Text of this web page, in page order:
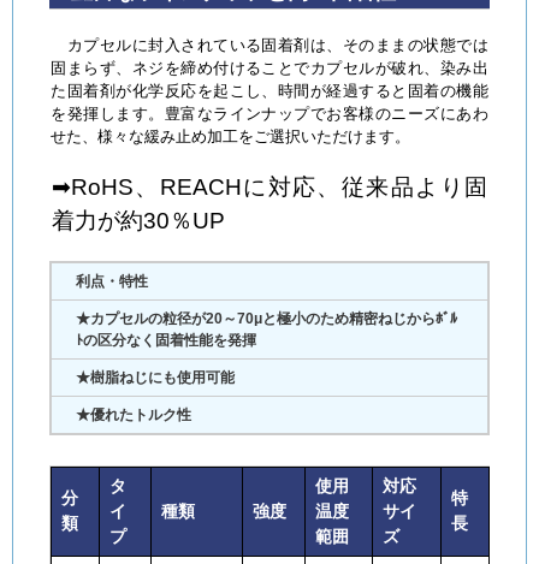
カプセルに封入されている固着剤は、そのままの状態では
固まらず、ネジを締め付けることでカプセルが破れ、染み出
た固着剤が化学反応を起こし、時間が経過すると固着の機能
を発揮します。豊富なラインナップでお客様のニーズにあわ
せた、様々な緩み止め加工をご選択いただけます。
➡RoHS、REACHに対応、従来品より固
着力が約30％UP
利点・特性
★カプセルの粒径が20～70μと極小のため精密ねじからﾎﾞﾙ
ﾄの区分なく固着性能を発揮
★樹脂ねじにも使用可能
★優れたトルク性
分
類
タ
イ
プ
種類 強度
使用
温度
範囲
対応
サイ
ズ
特
長